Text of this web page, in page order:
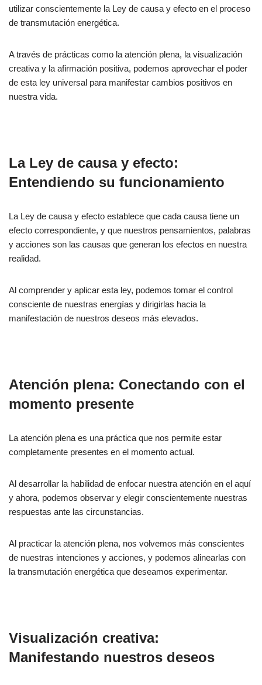
utilizar conscientemente la Ley de causa y efecto en el proceso
de transmutación energética.
A través de prácticas como la atención plena, la visualización
creativa y la afirmación positiva, podemos aprovechar el poder
de esta ley universal para manifestar cambios positivos en
nuestra vida.
La Ley de causa y efecto:
Entendiendo su funcionamiento
La Ley de causa y efecto establece que cada causa tiene un
efecto correspondiente, y que nuestros pensamientos, palabras
y acciones son las causas que generan los efectos en nuestra
realidad.
Al comprender y aplicar esta ley, podemos tomar el control
consciente de nuestras energías y dirigirlas hacia la
manifestación de nuestros deseos más elevados.
Atención plena: Conectando con el
momento presente
La atención plena es una práctica que nos permite estar
completamente presentes en el momento actual.
Al desarrollar la habilidad de enfocar nuestra atención en el aquí
y ahora, podemos observar y elegir conscientemente nuestras
respuestas ante las circunstancias.
Al practicar la atención plena, nos volvemos más conscientes
de nuestras intenciones y acciones, y podemos alinearlas con
la transmutación energética que deseamos experimentar.
Visualización creativa:
Manifestando nuestros deseos